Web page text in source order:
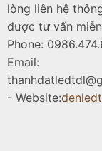
lòng liên hệ
được tư vấn
Phone:
Email:
- Website: